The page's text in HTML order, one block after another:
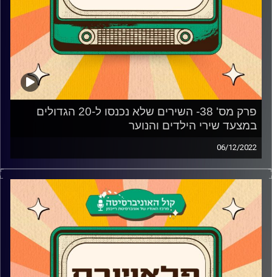
פרק מס' 38- השירים שלא נכנסו ל-20 הגדולים
במצעד שירי הילדים והנוער
06/12/2022
שלושה חודשים כמעט לאחר מצעד שירי הילדים והנוער הגדול
שנערך בתוכנית פלאשבק, צח שמעון חושף לכם את מקומות
21-33 של מצעד שירי הילדים והנוער עם עוד כמה ספויילרים
על האורחים הבאים שיבואו לאולפן פלאשבק
קרדיט תמונות:AudioVersity